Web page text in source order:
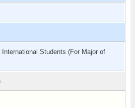
Students (For Major of